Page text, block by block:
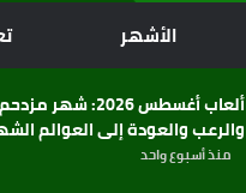
الأشهر
ألعاب أغسطس 2026:
والرعب والعودة إلى العوالم
منذ أسبوع واحد